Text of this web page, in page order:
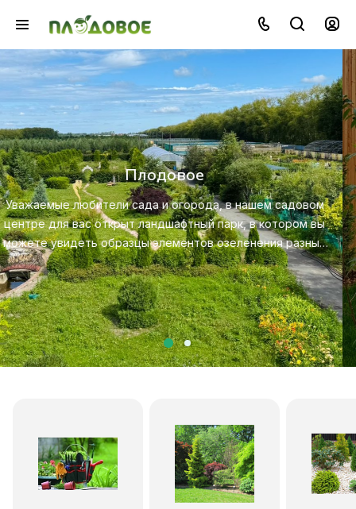
Озеленение
Создайте красивую и экологичную среду с помощью
профессионального ландшафтного дизайна, посадки и
ухода за растениями.
Посмотреть услугу